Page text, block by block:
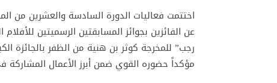
اختتمت فعاليات الدورة السادسة والعشرين من
عن الفائزين بجوائز المسابقتين الرسميتين
رجب” للمخرجة كوثر بن هنية من الظفر بالجائزة
مؤكداً حضوره القوي ضمن أبرز الأعمال المشاركة